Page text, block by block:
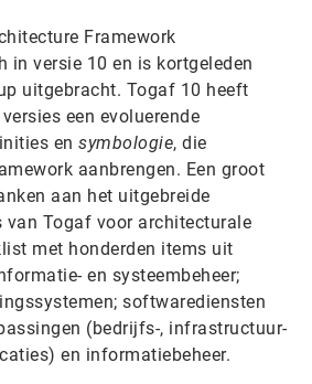
Framework
in versie 10 en is kortgeleden
uitgebracht. Togaf 10 heeft
een evoluerende
en symbologie, die
aanbrengen. Een groot
aan het uitgebreide
van Togaf voor architecturale
met honderden items uit
en systeembeheer;
softwarediensten
(bedrijfs-, infrastructuur-
en informatiebeheer.